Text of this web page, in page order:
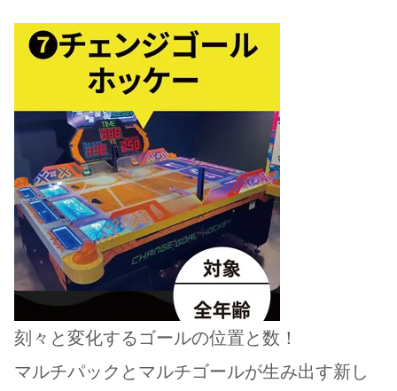
刻々と変化するゴールの位置と数！
マルチパックとマルチゴールが生み出す新し